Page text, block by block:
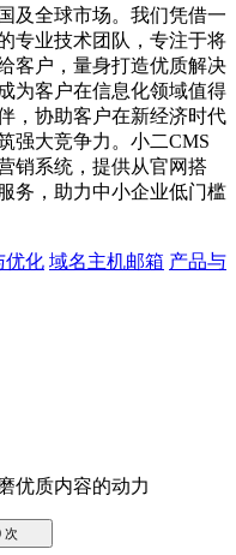
及全球市场。我们凭借一
专业技术团队，专注于将
客户，量身打造优质解决
为客户在信息化领域值得
，协助客户在新经济时代
强大竞争力。小二CMS
销系统，提供从官网搭
务，助力中小企业低门槛
优化 域名主机邮箱 产品与
优质内容的动力
次